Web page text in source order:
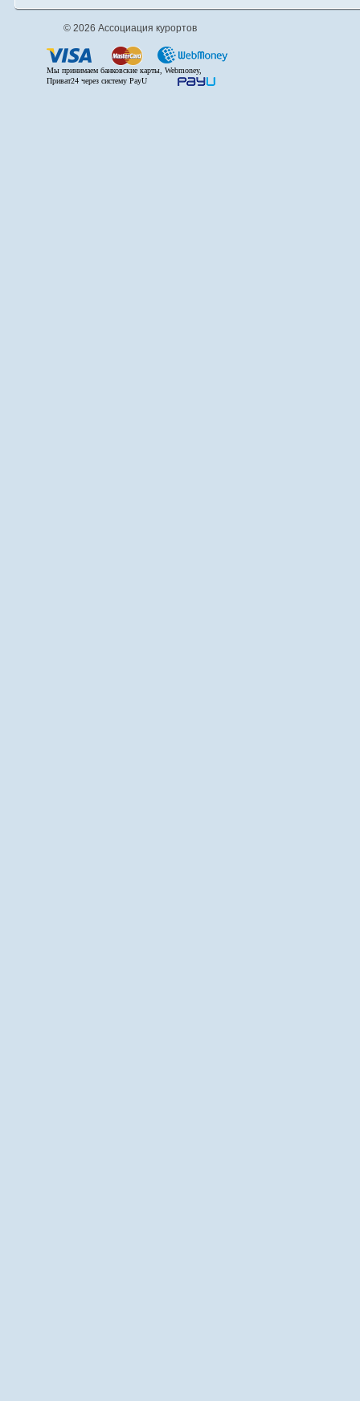
© 2026 Ассоциация курортов
Мы принимаем банковские карты, Webmoney,
Приват24 через систему PayU